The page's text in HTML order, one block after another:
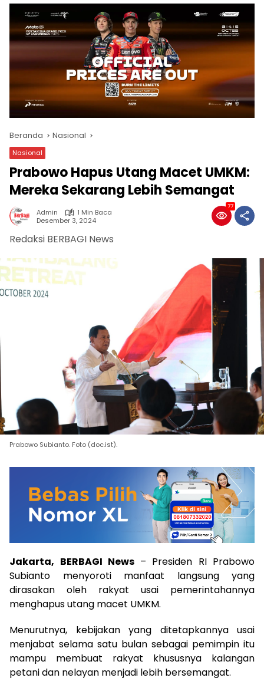
Beranda Nasional
Nasional
Prabowo Hapus Utang Macet UMKM:
Mereka Sekarang Lebih Semangat
Admin
1 Min Baca
Desember 3, 2024
77
Redaksi BERBAGI News
Prabowo Subianto. Foto (doc.ist).
Jakarta, BERBAGI News – Presiden RI Prabowo
Subianto menyoroti manfaat langsung yang
dirasakan oleh rakyat usai pemerintahannya
menghapus utang macet UMKM.
Menurutnya, kebijakan yang ditetapkannya usai
menjabat selama satu bulan sebagai pemimpin itu
mampu membuat rakyat khususnya kalangan
petani dan nelayan menjadi lebih bersemangat.